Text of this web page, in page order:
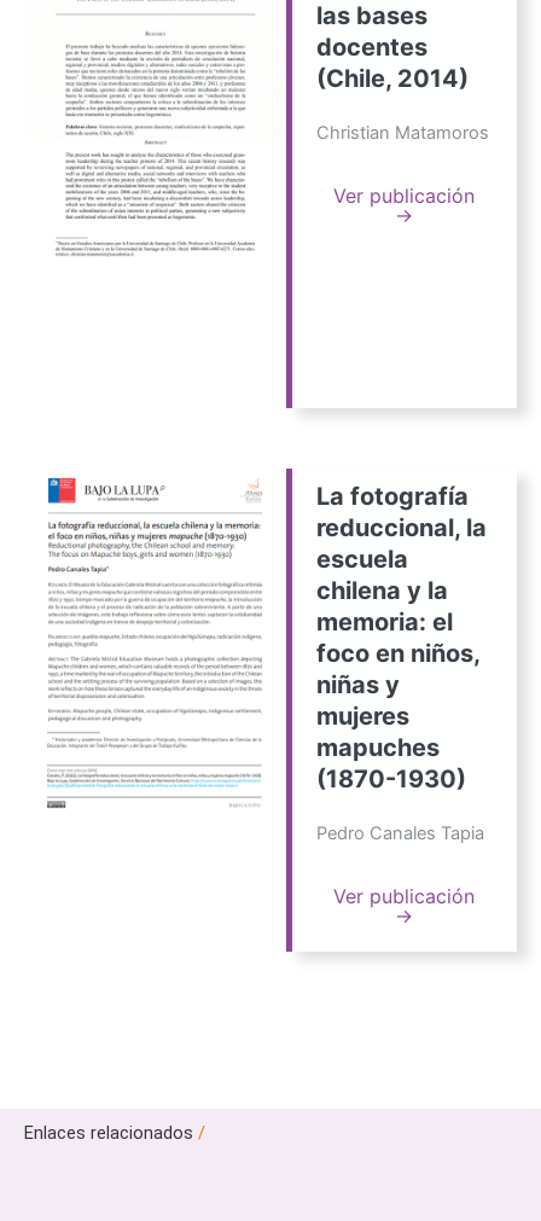
las bases
docentes
(Chile, 2014)
Christian Matamoros
Ver publicación
→
La fotografía
reduccional, la
escuela
chilena y la
memoria: el
foco en niños,
niñas y
mujeres
mapuches
(1870-1930)
Pedro Canales Tapia
Ver publicación
→
Enlaces relacionados /